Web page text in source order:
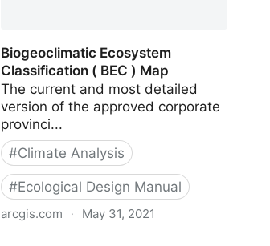
Biogeoclimatic Ecosystem
Classification ( BEC ) Map
The current and most detailed
version of the approved corporate
provinci...
#Climate Analysis
#Ecological Design Manual
arcgis.com · May 31, 2021